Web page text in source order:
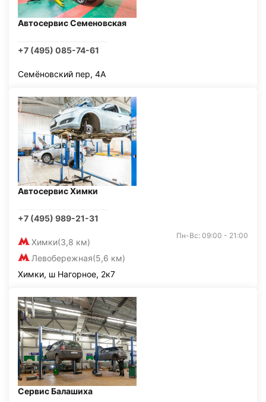
Автосервис Семеновская
+7 (495) 085-74-61
Семёновский пер, 4А
Автосервис Химки
+7 (495) 989-21-31
Химки(3,8 км)
Левобережная(5,6 км)
Пн-Вс: 09:00 - 21:00
Химки, ш Нагорное, 2к7
Сервис Балашиха